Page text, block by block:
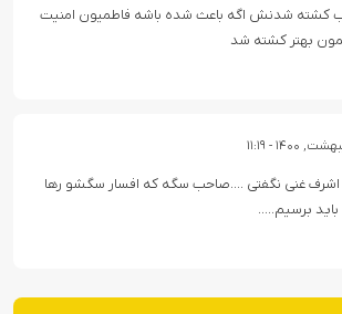
کشته شدنش اگه باعث شده باشه فاطمیون امنیت
بهتر کشته شد
اشرف غنی نگفتی ….صاحب سگه که افسار سگشو رها
برسیم…..